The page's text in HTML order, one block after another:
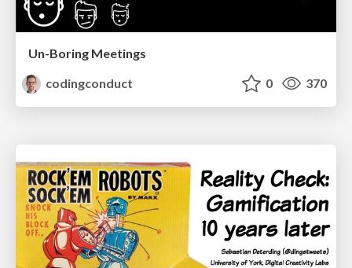
Un-Boring Meetings
codingconduct
0 370